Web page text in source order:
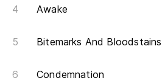
Awake
Bitemarks And Bloodstains
Condemnation